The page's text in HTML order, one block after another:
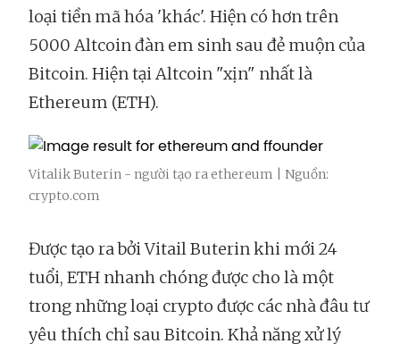
loại tiền mã hóa 'khác'. Hiện có hơn trên
5000 Altcoin đàn em sinh sau đẻ muộn của
Bitcoin. Hiện tại Altcoin "xịn" nhất là
Ethereum (ETH).
Vitalik Buterin - người tạo ra ethereum | Nguồn:
crypto.com
Được tạo ra bởi Vitail Buterin khi mới 24
tuổi, ETH nhanh chóng được cho là một
trong những loại crypto được các nhà đâu tư
yêu thích chỉ sau Bitcoin. Khả năng xử lý